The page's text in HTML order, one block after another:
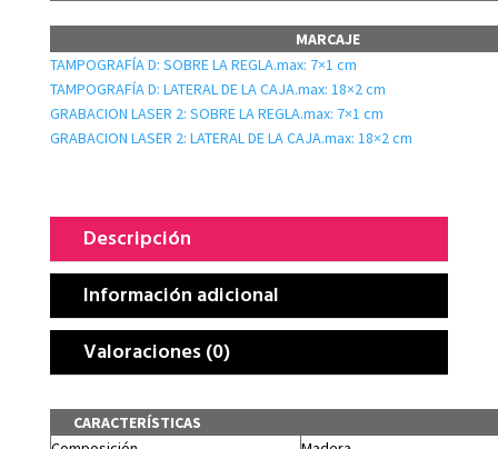
MARCAJE
TAMPOGRAFÍA D: SOBRE LA REGLA.max: 7×1 cm
TAMPOGRAFÍA D: LATERAL DE LA CAJA.max: 18×2 cm
GRABACION LASER 2: SOBRE LA REGLA.max: 7×1 cm
GRABACION LASER 2: LATERAL DE LA CAJA.max: 18×2 cm
Descripción
Información adicional
Valoraciones (0)
CARACTERÍSTICAS